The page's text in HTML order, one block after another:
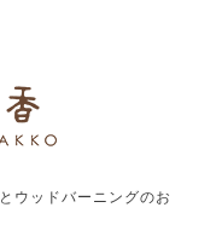
ウッドバーニングのお